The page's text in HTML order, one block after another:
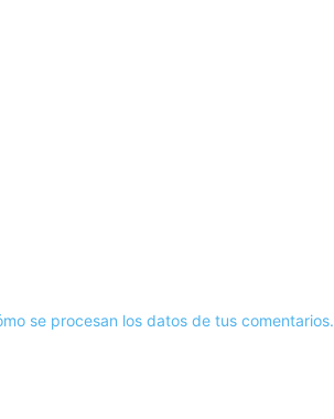
se procesan los datos de tus comentarios.